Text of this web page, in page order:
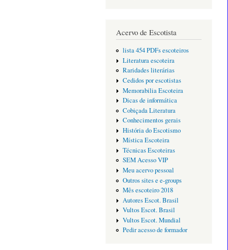
Acervo de Escotista
lista 454 PDFs escoteiros
Literatura escoteira
Raridades literárias
Cedidos por escotistas
Memorabilia Escoteira
Dicas de informática
Cobiçada Literatura
Conhecimentos gerais
História do Escotismo
Mística Escoteira
Técnicas Escoteiras
SEM Acesso VIP
Meu acervo pessoal
Outros sites e e-groups
Mês escoteiro 2018
Autores Escot. Brasil
Vultos Escot. Brasil
Vultos Escot. Mundial
Pedir acesso de formador